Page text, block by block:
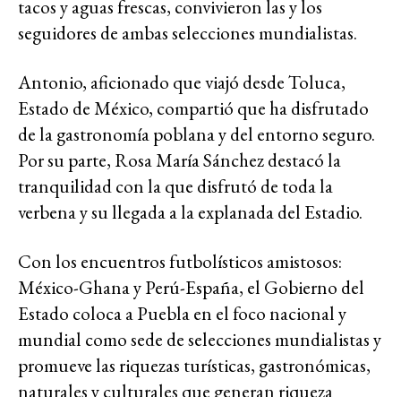
tacos y aguas frescas, convivieron las y los
seguidores de ambas selecciones mundialistas.
Antonio, aficionado que viajó desde Toluca,
Estado de México, compartió que ha disfrutado
de la gastronomía poblana y del entorno seguro.
Por su parte, Rosa María Sánchez destacó la
tranquilidad con la que disfrutó de toda la
verbena y su llegada a la explanada del Estadio.
Con los encuentros futbolísticos amistosos:
México-Ghana y Perú-España, el Gobierno del
Estado coloca a Puebla en el foco nacional y
mundial como sede de selecciones mundialistas y
promueve las riquezas turísticas, gastronómicas,
naturales y culturales que generan riqueza